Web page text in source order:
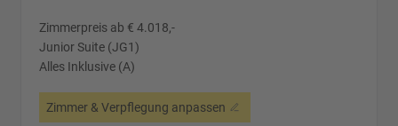
Zimmerpreis ab € 4.018,-
Junior Suite (JG1)
Alles Inklusive (A)
Zimmer & Verpflegung anpassen